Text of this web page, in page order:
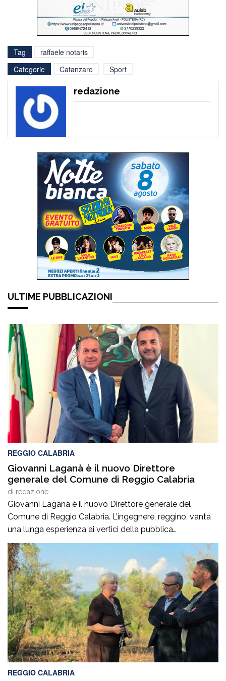
Tag
raffaele notaris
Categorie
Catanzaro Sport
redazione
ULTIME PUBBLICAZIONI
REGGIO CALABRIA
Giovanni Laganà è il nuovo Direttore
generale del Comune di Reggio Calabria
di redazione
Giovanni Laganà è il nuovo Direttore generale del
Comune di Reggio Calabria. L’ingegnere, reggino, vanta
una lunga esperienza ai vertici della pubblica
amministrazione e della gestione delle infrastrutture in
Calabria ed in Sicilia. È stato Vice Direttore regionale
Anas Sicilia, Capo Compartimento Anas Calabria,
Direttore generale della Regione Calabria e Direttore
generale della ItalConsult Spa, […]
REGGIO CALABRIA